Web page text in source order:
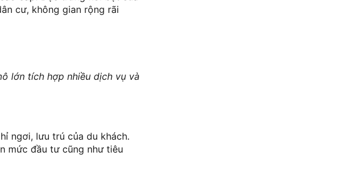
cư, không gian rộng rãi
lớn tích hợp nhiều dịch vụ và
ngơi, lưu trú của du khách.
mức đầu tư cũng như tiêu